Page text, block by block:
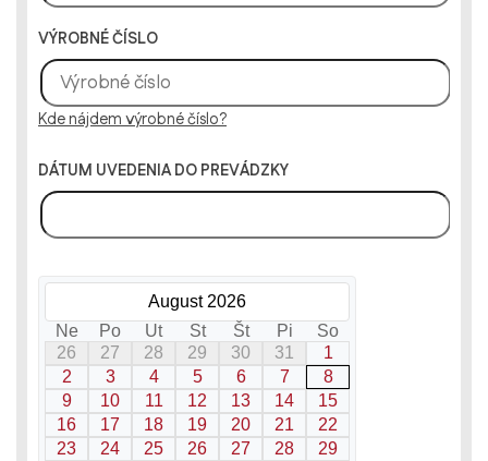
VÝROBNÉ ČÍSLO
Kde nájdem výrobné číslo?
DÁTUM UVEDENIA DO PREVÁDZKY
August 2026
Ne
Po Ut St Št Pi
So
26
27 28 29 30 31
1
2
3 4 5 6 7
8
9
10 11 12 13 14
15
16
17 18 19 20 21
22
23
24 25 26 27 28
29